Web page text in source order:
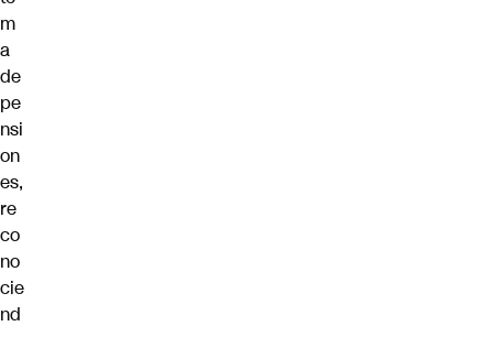
m
a
de
pe
nsi
on
es,
re
co
no
cie
nd